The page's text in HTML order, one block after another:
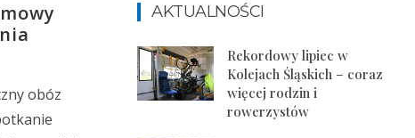
obóz
AKTUALNOŚCI
Rekordowy lipiec w
Kolejach Śląskich – coraz
więcej rodzin i
rowerzystów